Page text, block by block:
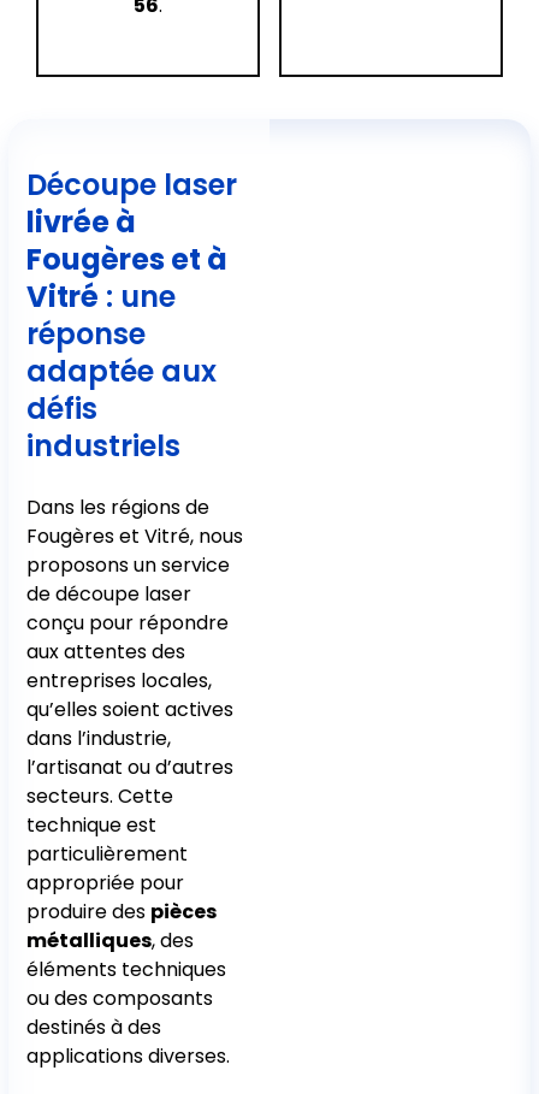
56.
Découpe laser
livrée à
Fougères et à
Vitré : une
réponse
adaptée aux
défis
industriels
Dans les régions de
Fougères et Vitré, nous
proposons un service
de découpe laser
conçu pour répondre
aux attentes des
entreprises locales,
qu’elles soient actives
dans l’industrie,
l’artisanat ou d’autres
secteurs. Cette
technique est
particulièrement
appropriée pour
produire des pièces
métalliques, des
éléments techniques
ou des composants
destinés à des
applications diverses.